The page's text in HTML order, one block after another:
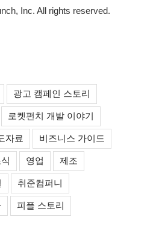
Inc. All rights reserved.
광고 캠페인 스토리
로켓펀치 개발 이야기
자료 비즈니스 가이드
영업 제조
취준컴퍼니
피플 스토리